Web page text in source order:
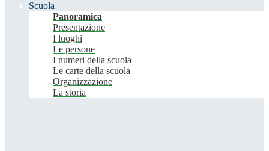
Scuola
Panoramica
Presentazione
I luoghi
Le persone
I numeri della scuola
Le carte della scuola
Organizzazione
La storia